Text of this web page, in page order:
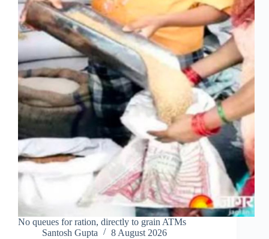
No queues for ration, directly to grain ATMs
Santosh Gupta
8 August 2026